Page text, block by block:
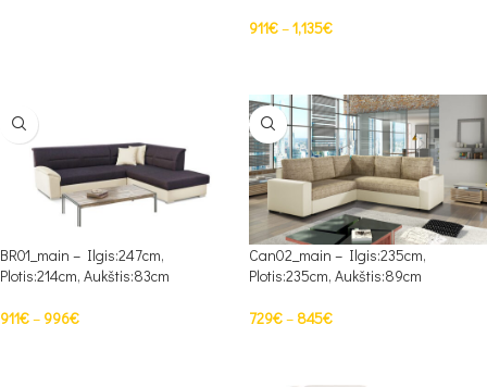
911€–1,135€
BR01_main – Ilgis:247cm,
Plotis:214cm, Aukštis:83cm
911€– 996€
Can02_main – Ilgis:235cm,
Plotis:235cm, Aukštis:89cm
729€– 845€